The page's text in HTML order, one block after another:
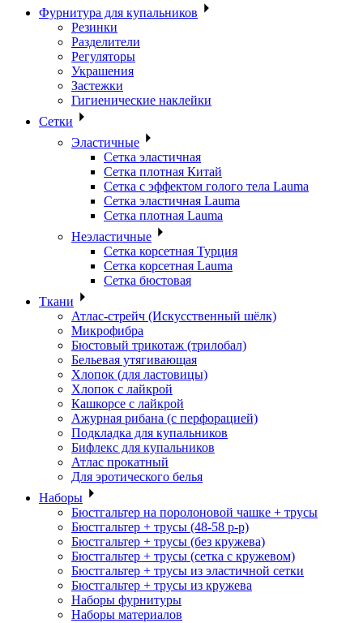
Фурнитура для купальников
Резинки
Разделители
Регуляторы
Украшения
Застежки
Гигиенические наклейки
Сетки
Эластичные
Сетка эластичная
Сетка плотная Китай
Сетка с эффектом голого тела Lauma
Сетка эластичная Lauma
Сетка плотная Lauma
Неэластичные
Сетка корсетная Турция
Сетка корсетная Lauma
Сетка бюстовая
Ткани
Атлас-стрейч (Искусственный шёлк)
Микрофибра
Бюстовый трикотаж (трилобал)
Бельевая утягивающая
Хлопок (для ластовицы)
Хлопок с лайкрой
Кашкорсе с лайкрой
Ажурная рибана (с перфорацией)
Подкладка для купальников
Бифлекс для купальников
Атлас прокатный
Для эротического белья
Наборы
Бюстгальтер на поролоновой чашке + трусы
Бюстгальтер + трусы (48-58 р-р)
Бюстгальтер + трусы (без кружева)
Бюстгальтер + трусы (сетка с кружевом)
Бюстгальтер + трусы из эластичной сетки
Бюстгальтер + трусы из кружева
Наборы фурнитуры
Наборы материалов